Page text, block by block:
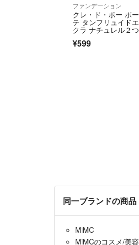
ファンデーション
クレ・ド・ポー ボー
テ タンフリュイドエ
クラ ナチュレル２つ
¥599
同一ブランドの商品
MiMC
MiMCのコスメ/美容